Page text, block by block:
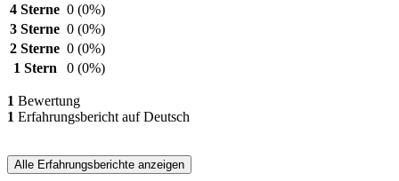
4 Sterne 0 (0%)
3 Sterne 0 (0%)
2 Sterne 0 (0%)
1 Stern
0 (0%)
1 Bewertung
1 Erfahrungsbericht auf Deutsch
Alle Erfahrungsberichte anzeigen